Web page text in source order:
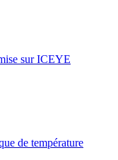
sur ICEYE
de température